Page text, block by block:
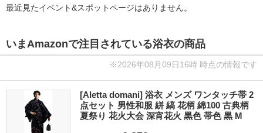
最近見たイベント&スポットページはありません。
いまAmazonで注目されている浴衣の商品
※2026年08月09日16時 時点の情報です
[Aletta domani] 浴衣 メンズ ワンタッチ帯 2
点セット 男性和服 絣 縞 花柄 綿100 古典柄
夏祭り 花火大会 深宵花火 黒色 帯色 黒 M